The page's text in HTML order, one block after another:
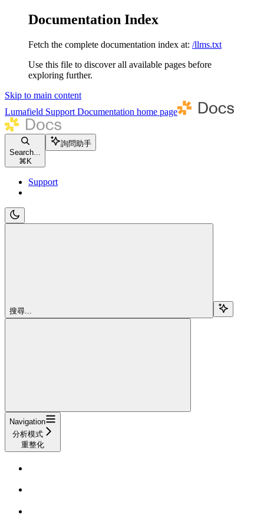
Documentation Index
Fetch the complete documentation index at: /llms.txt
Use this file to discover all available pages before
exploring further.
Skip to main content
Lumafield Support Documentation home page
Search...
⌘ K
詢問助手
Support
搜尋...
Navigation
分析模式
重整化